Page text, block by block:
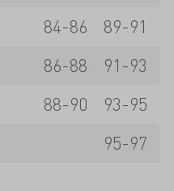
84-86 89-91
86-88 91-93
88-90 93-95
95-97